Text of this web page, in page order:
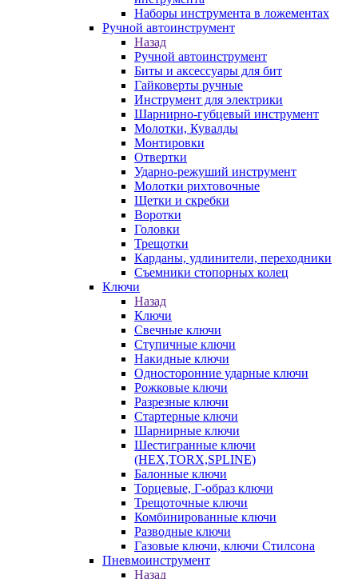
Наборы инструмента в ложементах
Ручной автоинструмент
Назад
Ручной автоинструмент
Биты и аксессуары для бит
Гайковерты ручные
Инструмент для электрики
Шарнирно-губцевый инструмент
Молотки, Кувалды
Монтировки
Отвертки
Ударно-режуший инструмент
Молотки рихтовочные
Щетки и скребки
Воротки
Головки
Трещотки
Карданы, удлинители, переходники
Съемники стопорных колец
Ключи
Назад
Ключи
Свечные ключи
Ступичные ключи
Накидные ключи
Односторонние ударные ключи
Рожковые ключи
Разрезные ключи
Стартерные ключи
Шарнирные ключи
Шестигранные ключи
(HEX,TORX,SPLINE)
Балонные ключи
Торцевые, Г-образ ключи
Трещоточные ключи
Комбинированные ключи
Разводные ключи
Газовые ключи, ключи Стилсона
Пневмоинструмент
Назад